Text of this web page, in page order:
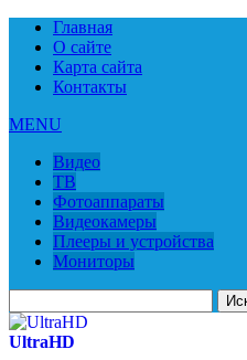
Главная
О сайте
Карта сайта
Контакты
MENU
Видео
ТВ
Фотоаппараты
Видеокамеры
Плееры и устройства
Мониторы
для:
UltraHD